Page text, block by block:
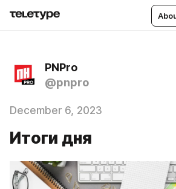
PNPro
@pnpro
December 6, 2023
Итоги дня